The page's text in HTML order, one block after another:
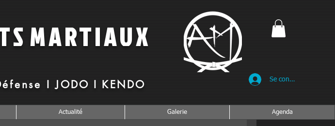
MARTIAUX
IJODO I KENDO Se connecter
Actualité Galerie Agenda